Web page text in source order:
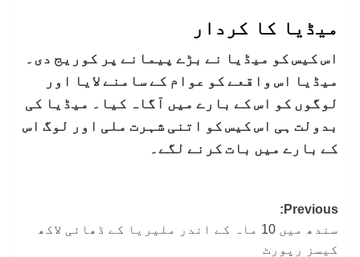
میڈیا کا کردار
اس کیس کو میڈیا نے بڑے پیمانے پر کوریج دی۔
میڈیا اس واقعے کو عوام کے سامنے لایا اور
لوگوں کو اس کے بارے میں آگاہ کیا۔ میڈیا کی
بدولت ہی اس کیس کو اتنی شہرت ملی اور لوگ اس
کے بارے میں بات کرنے لگے۔
Post
navigation
Previous:
سندھ میں 10 ماہ کے اندر ملیریا کے ڈھائی لاکھ
کیسز رپورٹ